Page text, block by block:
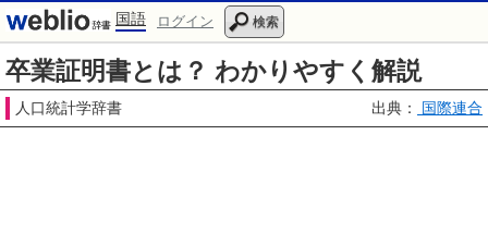
国語 ログイン 検索
卒業証明書とは？ わかりやすく解説
人口統計学辞書 出典： 国際連合